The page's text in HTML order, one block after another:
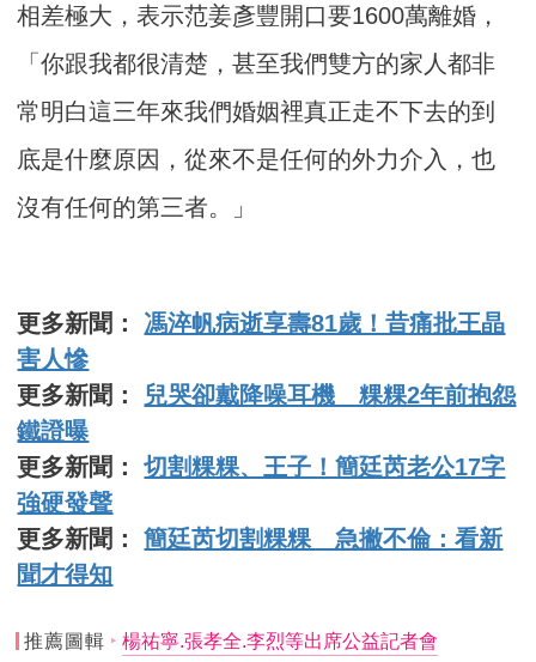
相差極大，表示范姜彥豐開口要1600萬離婚，
「你跟我都很清楚，甚至我們雙方的家人都非
常明白這三年來我們婚姻裡真正走不下去的到
底是什麼原因，從來不是任何的外力介入，也
沒有任何的第三者。」
更多新聞： 馮淬帆病逝享壽81歲！昔痛批王晶
害人慘
更多新聞： 兒哭卻戴降噪耳機 粿粿2年前抱怨
鐵證曝
更多新聞：切割粿粿、王子！簡廷芮老公17字
強硬發聲
更多新聞：簡廷芮切割粿粿 急撇不倫：看新
聞才得知
推薦圖輯 楊祐寧.張孝全.李烈等出席公益記者會